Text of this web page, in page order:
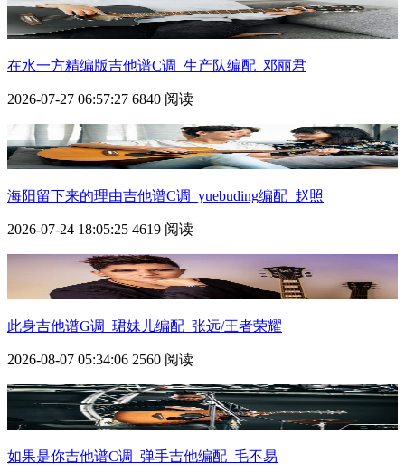
在水一方精编版吉他谱C调_生产队编配_邓丽君
2026-07-27 06:57:27 6840 阅读
海阳留下来的理由吉他谱C调_yuebuding编配_赵照
2026-07-24 18:05:25 4619 阅读
此身吉他谱G调_珺妹儿编配_张远/王者荣耀
2026-08-07 05:34:06 2560 阅读
如果是你吉他谱C调_弹手吉他编配_毛不易